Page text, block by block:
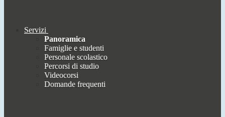
Servizi
Panoramica
Famiglie e studenti
Personale scolastico
Percorsi di studio
Videocorsi
Domande frequenti